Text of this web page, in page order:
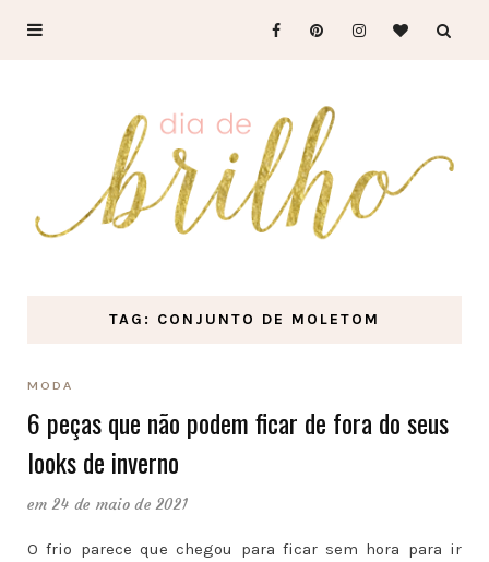
TAG: CONJUNTO DE MOLETOM
MODA
6 peças que não podem ficar de fora do seus
looks de inverno
em 24 de maio de 2021
O frio parece que chegou para ficar sem hora para ir